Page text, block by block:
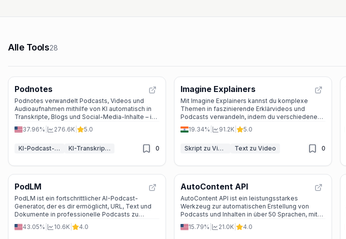
Alle Tools28
Podnotes
Podnotes verwandelt Podcasts, Videos und
Audioaufnahmen mithilfe von KI automatisch in
Transkripte, Blogs und Social-Media-Inhalte – in
über 19 Sprachen.
37.96% 276.6K 5.0
KI-Podcast-Assistent KI-Transkriptor 0
Imagine Explainers
Mit Imagine Explainers kannst du komplexe
Themen in faszinierende Erklärvideos und
Podcasts verwandeln, indem du verschiedene
Stimmen, Themen und Stile anpasst.
19.34% 91.2K 5.0
Skript zu Video KI Generator Text zu Video 0
PodLM
PodLM ist ein fortschrittlicher AI-Podcast-
Generator, der es dir ermöglicht, URL, Text und
Dokumente in professionelle Podcasts zu
verwandeln, ideal für Content Creator,
Unternehmen und Bildungseinrichtungen.
43.05% 10.6K 4.0
AutoContent API
AutoContent API ist ein leistungsstarkes
Werkzeug zur automatischen Erstellung von
Podcasts und Inhalten in über 50 Sprachen, mit
benutzerdefinierten Stimmen und erweiterten
Kontrollen, um deine Content-Produktion zu
15.79% 21.0K 4.0